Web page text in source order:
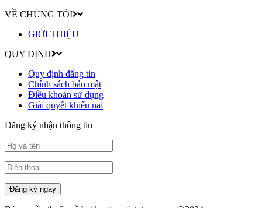
VỀ CHÚNG TÔI
GIỚI THIỆU
QUY ĐỊNH
Quy định đăng tin
Chính sách bảo mật
Điều khoản sử dụng
Giải quyết khiếu nai
Đăng ký nhận thông tin
Đăng ký ngay